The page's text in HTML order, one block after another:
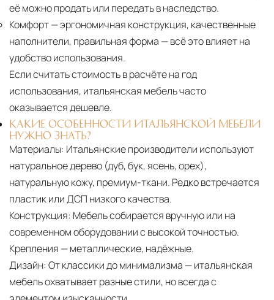
её можно продать или передать в наследство.
Комфорт— эргономичная конструкция, качественные
наполнители, правильная форма — всё это влияет на
удобство использования.
Если считать стоимость в расчёте на год
использования, итальянская мебель часто
оказывается дешевле.
КАКИЕ ОСОБЕННОСТИ ИТАЛЬЯНСКОЙ МЕБЕЛИ
НУЖНО ЗНАТЬ?
Материалы: Итальянские производители используют
натуральное дерево (дуб, бук, ясень, орех),
натуральную кожу, премиум-ткани. Редко встречается
пластик или ДСП низкого качества.
Конструкция: Мебель собирается вручную или на
современном оборудовании с высокой точностью.
Крепления — металлические, надёжные.
Дизайн: От классики до минимализма — итальянская
мебель охватывает разные стили, но всегда с